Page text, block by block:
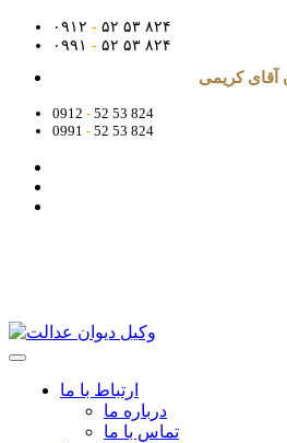
۰۹۱۲ - ۵۲ ۵۳ ۸۲۴
۰۹۹۱ - ۵۲ ۵۳ ۸۲۴
0912 - 52 53 824
0991 - 52 53 824
ارتباط با ما
درباره ما
تماس با ما